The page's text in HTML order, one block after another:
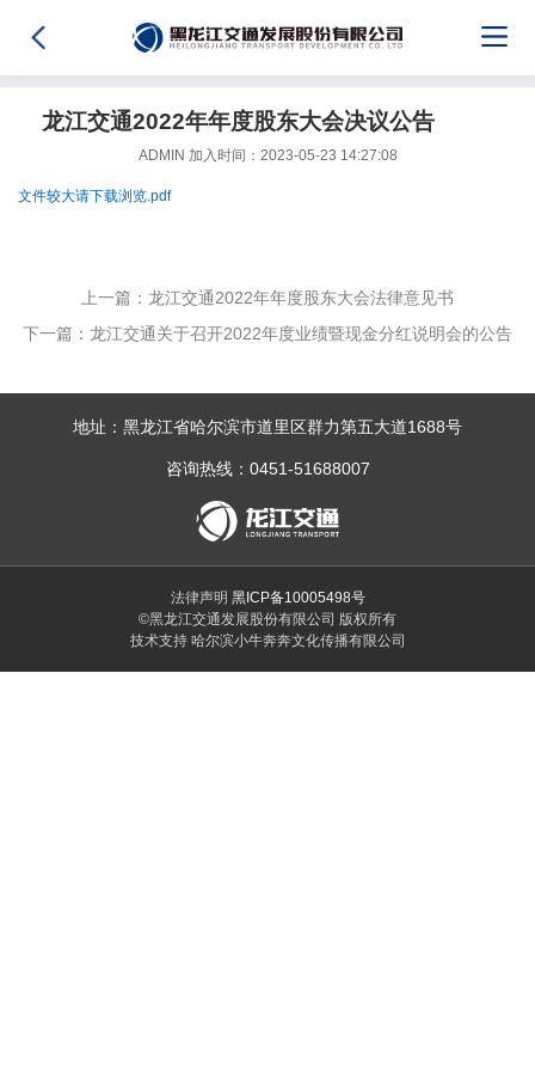
龙江交通2022年年度股东大会决议公告
ADMIN 加入时间：2023-05-23 14:27:08
文件较大请下载浏览.pdf
上一篇：龙江交通2022年年度股东大会法律意见书
下一篇：龙江交通关于召开2022年度业绩暨现金分红说明会的公告
地址：黑龙江省哈尔滨市道里区群力第五大道1688号
咨询热线：0451-51688007
法律声明 黑ICP备10005498号
©黑龙江交通发展股份有限公司 版权所有
技术支持 哈尔滨小牛奔奔文化传播有限公司